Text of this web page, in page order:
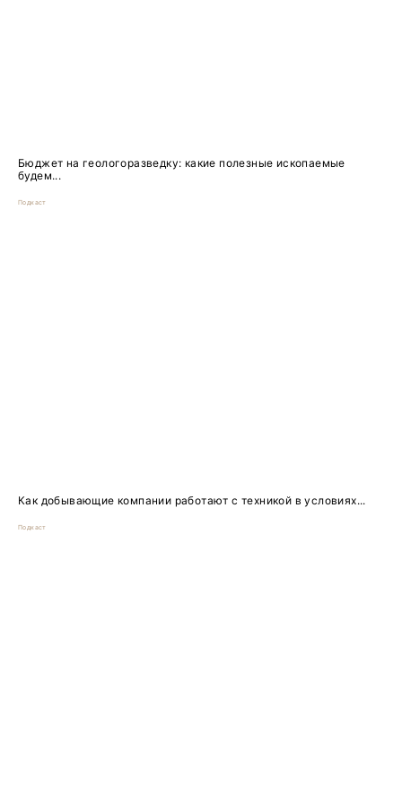
Бюджет на геологоразведку: какие полезные ископаемые
будем...
Подкаст
Как добывающие компании работают с техникой в условиях...
Подкаст